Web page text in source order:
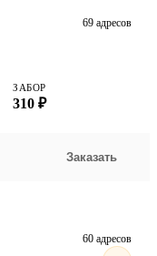
69 адресов
ЗАБОР
310 ₽
Заказать
60 адресов